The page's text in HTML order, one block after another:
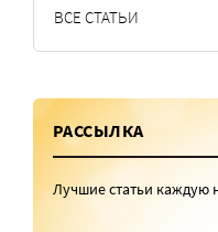
ВСЕ СТАТЬИ
РАССЫЛКА
Лучшие статьи каждую